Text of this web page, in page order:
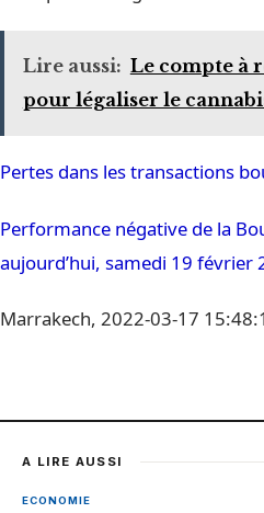
Lire aussi: Le compte à
pour légaliser le
Pertes dans les transactions
Performance négative de la
aujourd’hui, samedi 19 février
Marrakech, 2022-03-17
A LIRE AUSSI
ECONOMIE